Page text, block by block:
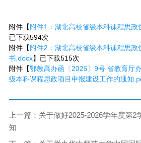
附件【 附件1：湖北高校省级本科课程思
已下载594次
附件【 附件2：湖北高校省级本科课程思政
书.docx】已下载515次
附件【鄂教高办函〔2026〕9号 省教育厅
级本科课程思政项目申报建设工作的通知
上一篇：关于做好2025-2026学年度第2
知